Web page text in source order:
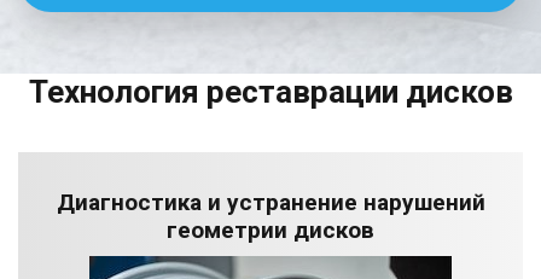
Технология реставрации дисков
Диагностика и устранение нарушений
геометрии дисков